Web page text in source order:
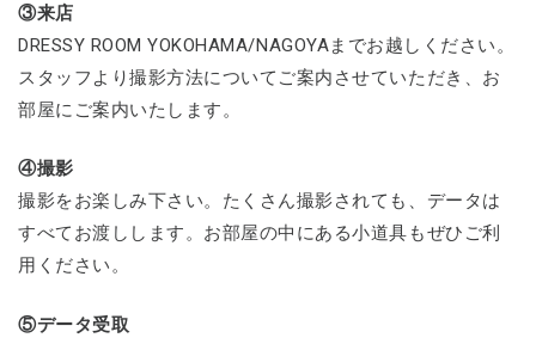
③来店
DRESSY ROOM YOKOHAMA/NAGOYAまでお越しください。
スタッフより撮影方法についてご案内させていただき、お
部屋にご案内いたします。
④撮影
撮影をお楽しみ下さい。たくさん撮影されても、データは
すべてお渡しします。お部屋の中にある小道具もぜひご利
用ください。
⑤データ受取